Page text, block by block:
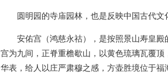
圆明园的寺庙园林，也是反映中国古代文
安佑宫（鸿慈永祜），是按照景山寿皇殿的
宫为九间，正脊重檐歇山，以黄色琉璃瓦覆
华表，给人以庄严肃穆之感，方壶胜境位于